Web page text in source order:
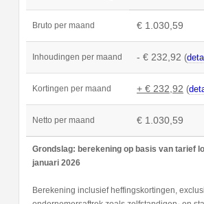
Bruto per maand € 1.030,59
Inhoudingen per maand - € 232,92 (
Kortingen per maand + € 232,92 (
Netto per maand € 1.030,59
Grondslag: berekening op basis van tarief
januari 2026
Berekening inclusief heffingskortingen,